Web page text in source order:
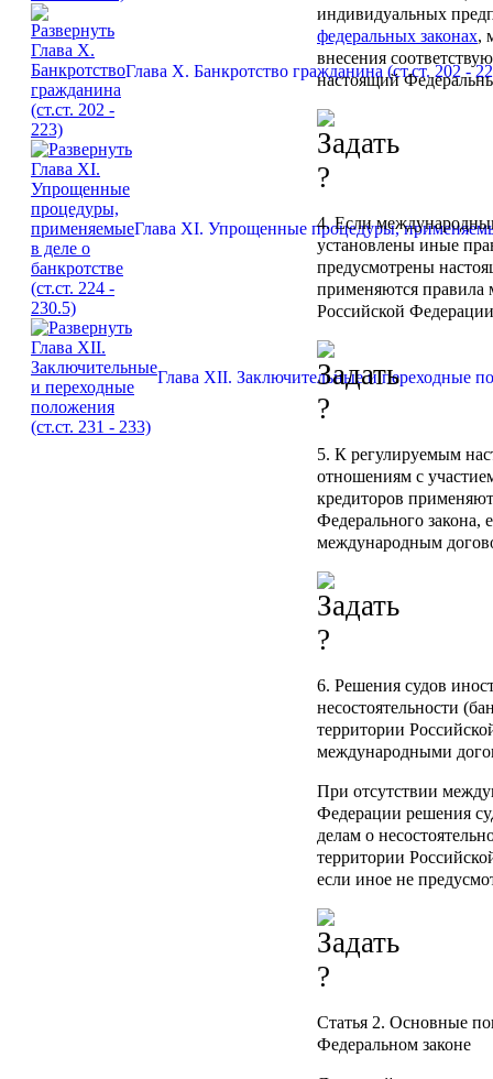
Глава X. Банкротство гражданина (ст.ст. 202 -
Глава XI. Упрощенные процедуры,
Глава XII. Заключительные и переходные
индивидуальных
федеральных законах,
внесения
настоящий
4. Если
установлены иные
предусмотрены
применяются правила
Российской
5. К регулируемым
отношениям с
кредиторов
Федерального закона,
международным
6. Решения судов
несостоятельности
территории
международными
При отсутствии
Федерации решения
делам о
территории
если иное не
Статья 2. Основные
Федеральном законе